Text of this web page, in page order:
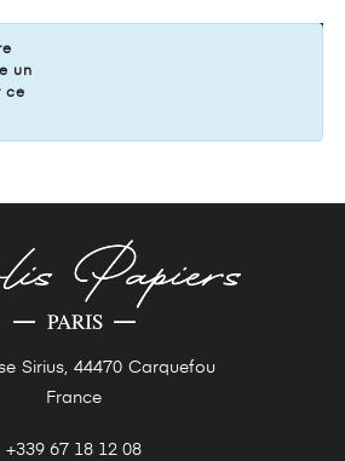
un
ce
Sirius, 44470 Carquefou
France
+339 67 18 12 08